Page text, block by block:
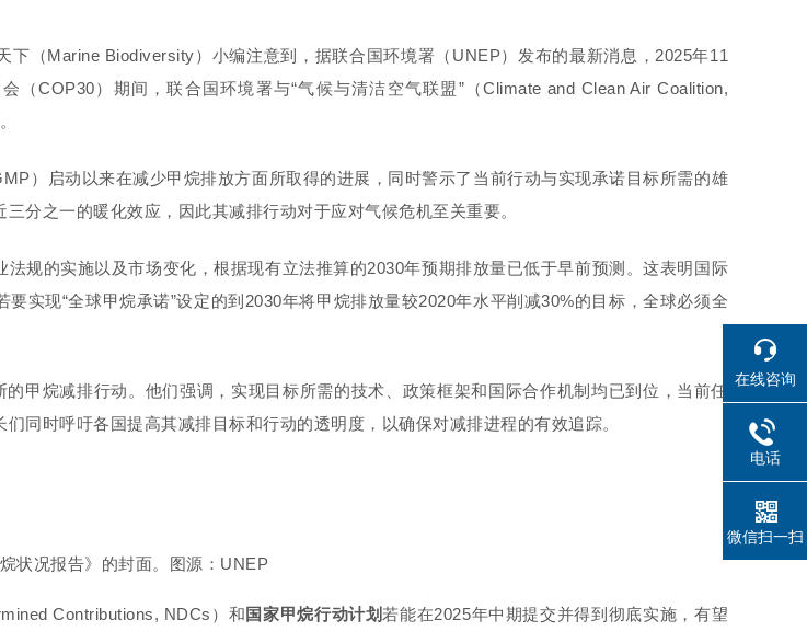
下 （Marine Biodiversity） 小编注意到，据联合国环境署 （UNEP） 发布的最新消息，2025年11
（COP30） 期间，联合国环境署与“气候与清洁空气联盟” （Climate and Clean Air Coalition,
。
）
启动以来在减少甲烷排放方面所取得的进展，同时警示了当前行动与实现承诺目标所需的雄
分之一的暖化效应，因此其减排行动对于应对气候危机至关重要。
规的实施以及市场变化，根据现有立法推算的2030年预期排放量已低于早前预测。这表明国际
实现“全球甲烷承诺”设定的到2030年将甲烷排放量较2020年水平削减30%的目标，全球必须全
甲烷减排行动。他们强调，实现目标所需的技术、政策框架和国际合作机制均已到位，当前任
同时呼吁各国提高其减排目标和行动的透明度，以确保对减排进程的有效追踪。
状况报告》的封面。图源：UNEP
Contributions, NDCs） 和 国家甲烷行动计划 若能在2025年中期提交并得到彻底实施，有望
在线咨询
电话
微信扫一扫